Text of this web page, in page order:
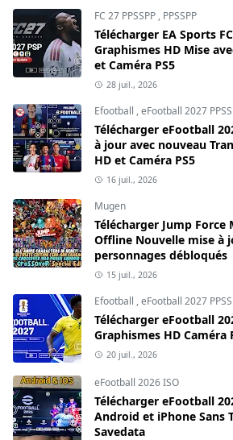
FC 27 PPSSPP , PPSSPP
Télécharger EA Sports FC
Graphismes HD Mise
et Caméra PS5
28 juil., 2026
Efootball ,eFootball 2027
Télécharger eFootball
à jour avec nouveau
HD et Caméra PS5
16 juil., 2026
Mugen
Télécharger Jump Force
Offline Nouvelle mise à
personnages débloqués
15 juil., 2026
Efootball ,eFootball 2027
Télécharger eFootball
Graphismes HD Caméra
20 juil., 2026
eFootball 2026 ISO
Télécharger eFootball
Android et iPhone Sans
Savedata